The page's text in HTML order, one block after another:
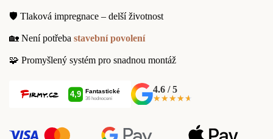
🛡️ Tlaková impregnace – delší životnost
🏡 Není potřeba stavební povolení
🧩 Promyšlený systém pro snadnou montáž
4.6 / 5
★★★★★
★★★★★